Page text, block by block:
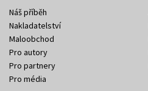
Náš příběh
Nakladatelství
Maloobchod
Pro autory
Pro partnery
Pro média